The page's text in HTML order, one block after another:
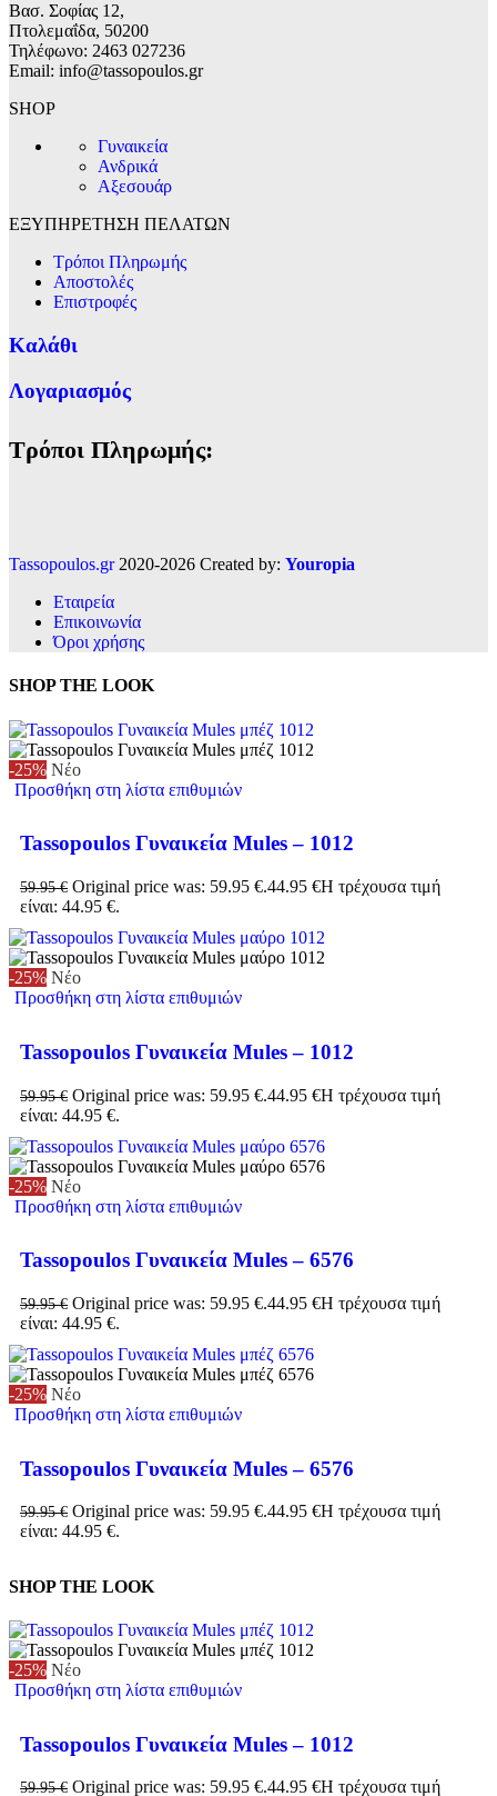
Βασ. Σοφίας 12,
Πτολεμαΐδα, 50200
Τηλέφωνο: 2463 027236
Email: info@tassopoulos.gr
SHOP
Γυναικεία
Ανδρικά
Αξεσουάρ
ΕΞΥΠΗΡΕΤΗΣΗ ΠΕΛΑΤΩΝ
Τρόποι Πληρωμής
Αποστολές
Επιστροφές
Καλάθι
Λογαριασμός
Τρόποι Πληρωμής:
Tassopoulos.gr2020-2026 Created by: Youropia
Εταιρεία
Επικοινωνία
Όροι χρήσης
SHOP THE LOOK
-25% Νέο
Προσθήκη στη λίστα επιθυμιών
Tassopoulos Γυναικεία Mules – 1012
59.95€ Original price was: 59.95 €.44.95 €Η τρέχουσα τιμή
είναι: 44.95 €.
-25% Νέο
Προσθήκη στη λίστα επιθυμιών
Tassopoulos Γυναικεία Mules – 1012
59.95€ Original price was: 59.95 €.44.95 €Η τρέχουσα τιμή
είναι: 44.95 €.
-25% Νέο
Προσθήκη στη λίστα επιθυμιών
Tassopoulos Γυναικεία Mules – 6576
59.95€ Original price was: 59.95 €.44.95 €Η τρέχουσα τιμή
είναι: 44.95 €.
-25% Νέο
Προσθήκη στη λίστα επιθυμιών
Tassopoulos Γυναικεία Mules – 6576
59.95€ Original price was: 59.95 €.44.95 €Η τρέχουσα τιμή
είναι: 44.95 €.
SHOP THE LOOK
-25% Νέο
Προσθήκη στη λίστα επιθυμιών
Tassopoulos Γυναικεία Mules – 1012
59.95€ Original price was: 59.95 €.44.95 €Η τρέχουσα τιμή